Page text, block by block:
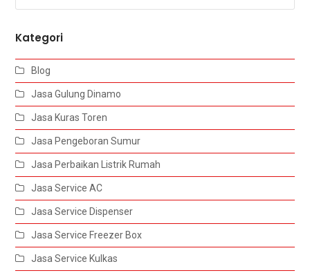
Kategori
Blog
Jasa Gulung Dinamo
Jasa Kuras Toren
Jasa Pengeboran Sumur
Jasa Perbaikan Listrik Rumah
Jasa Service AC
Jasa Service Dispenser
Jasa Service Freezer Box
Jasa Service Kulkas